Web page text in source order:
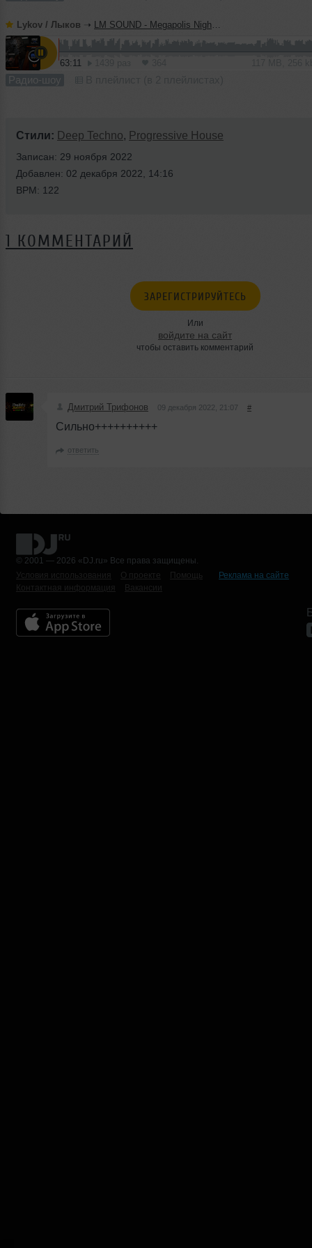
Lykov / Лыков ➝ LM SOUND - Megapolis Night 30.06.2026
63:11
Радио-шоу
Стили: Deep Techno, Progressive House
Записан: 29 ноября 2022
Добавлен: 02 декабря 2022, 14:16
BPM: 122
1 КОММЕНТАРИЙ
ЗАРЕГИСТРИРУЙТЕСЬ
Или
войдите на сайт
чтобы оставить комментарий
Дмитрий Трифонов 09 декабря 2022, 21:07 #
Сильно++++++++++
ответить
© 2001 — 2026 «DJ.ru» Все права защищены.
Условия использования
О проекте Помощь
Реклама на сайте
Контактная информация
Вакансии